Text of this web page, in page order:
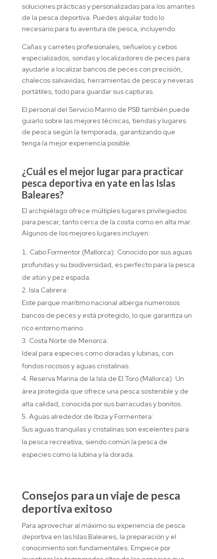
soluciones prácticas y personalizadas para los amantes
de la pesca deportiva. Puedes alquilar todo lo
necesario para tu aventura de pesca, incluyendo:
Cañas y carretes profesionales, señuelos y cebos
especializados, sondas y localizadores de peces para
ayudarle a localizar bancos de peces con precisión,
chalecos salvavidas, herramientas de pesca y neveras
portátiles, todo para guardar sus capturas.
El personal del Servicio Marino de PSB también puede
guiarlo sobre las mejores técnicas, tiendas y lugares
de pesca según la temporada, garantizando que
tenga la mejor experiencia posible.
¿Cuál es el mejor lugar para practicar
pesca deportiva en yate en las Islas
Baleares?
El archipiélago ofrece múltiples lugares privilegiados
para pescar, tanto cerca de la costa como en alta mar.
Algunos de los mejores lugares incluyen:
Cabo Formentor (Mallorca): Conocido por sus aguas
profundas y su biodiversidad, es perfecto para la pesca
de atún y pez espada.
Isla Cabrera:
Este parque marítimo nacional alberga numerosos
bancos de peces y está protegido, lo que garantiza un
rico entorno marino.
Costa Norte de Menorca:
Ideal para especies como doradas y lubinas, con
fondos rocosos y aguas cristalinas.
Reserva Marina de la Isla de El Toro (Mallorca): Un
área protegida que ofrece una pesca sostenible y de
alta calidad, conocida por sus barracudas y bonitos.
Aguas alrededor de Ibiza y Formentera:
Sus aguas tranquilas y cristalinas son excelentes para
la pesca recreativa, siendo común la pesca de
especies como la lubina y la dorada.
Consejos para un viaje de pesca
deportiva exitoso
Para aprovechar al máximo su experiencia de pesca
deportiva en las Islas Baleares, la preparación y el
conocimiento son fundamentales. Empiece por